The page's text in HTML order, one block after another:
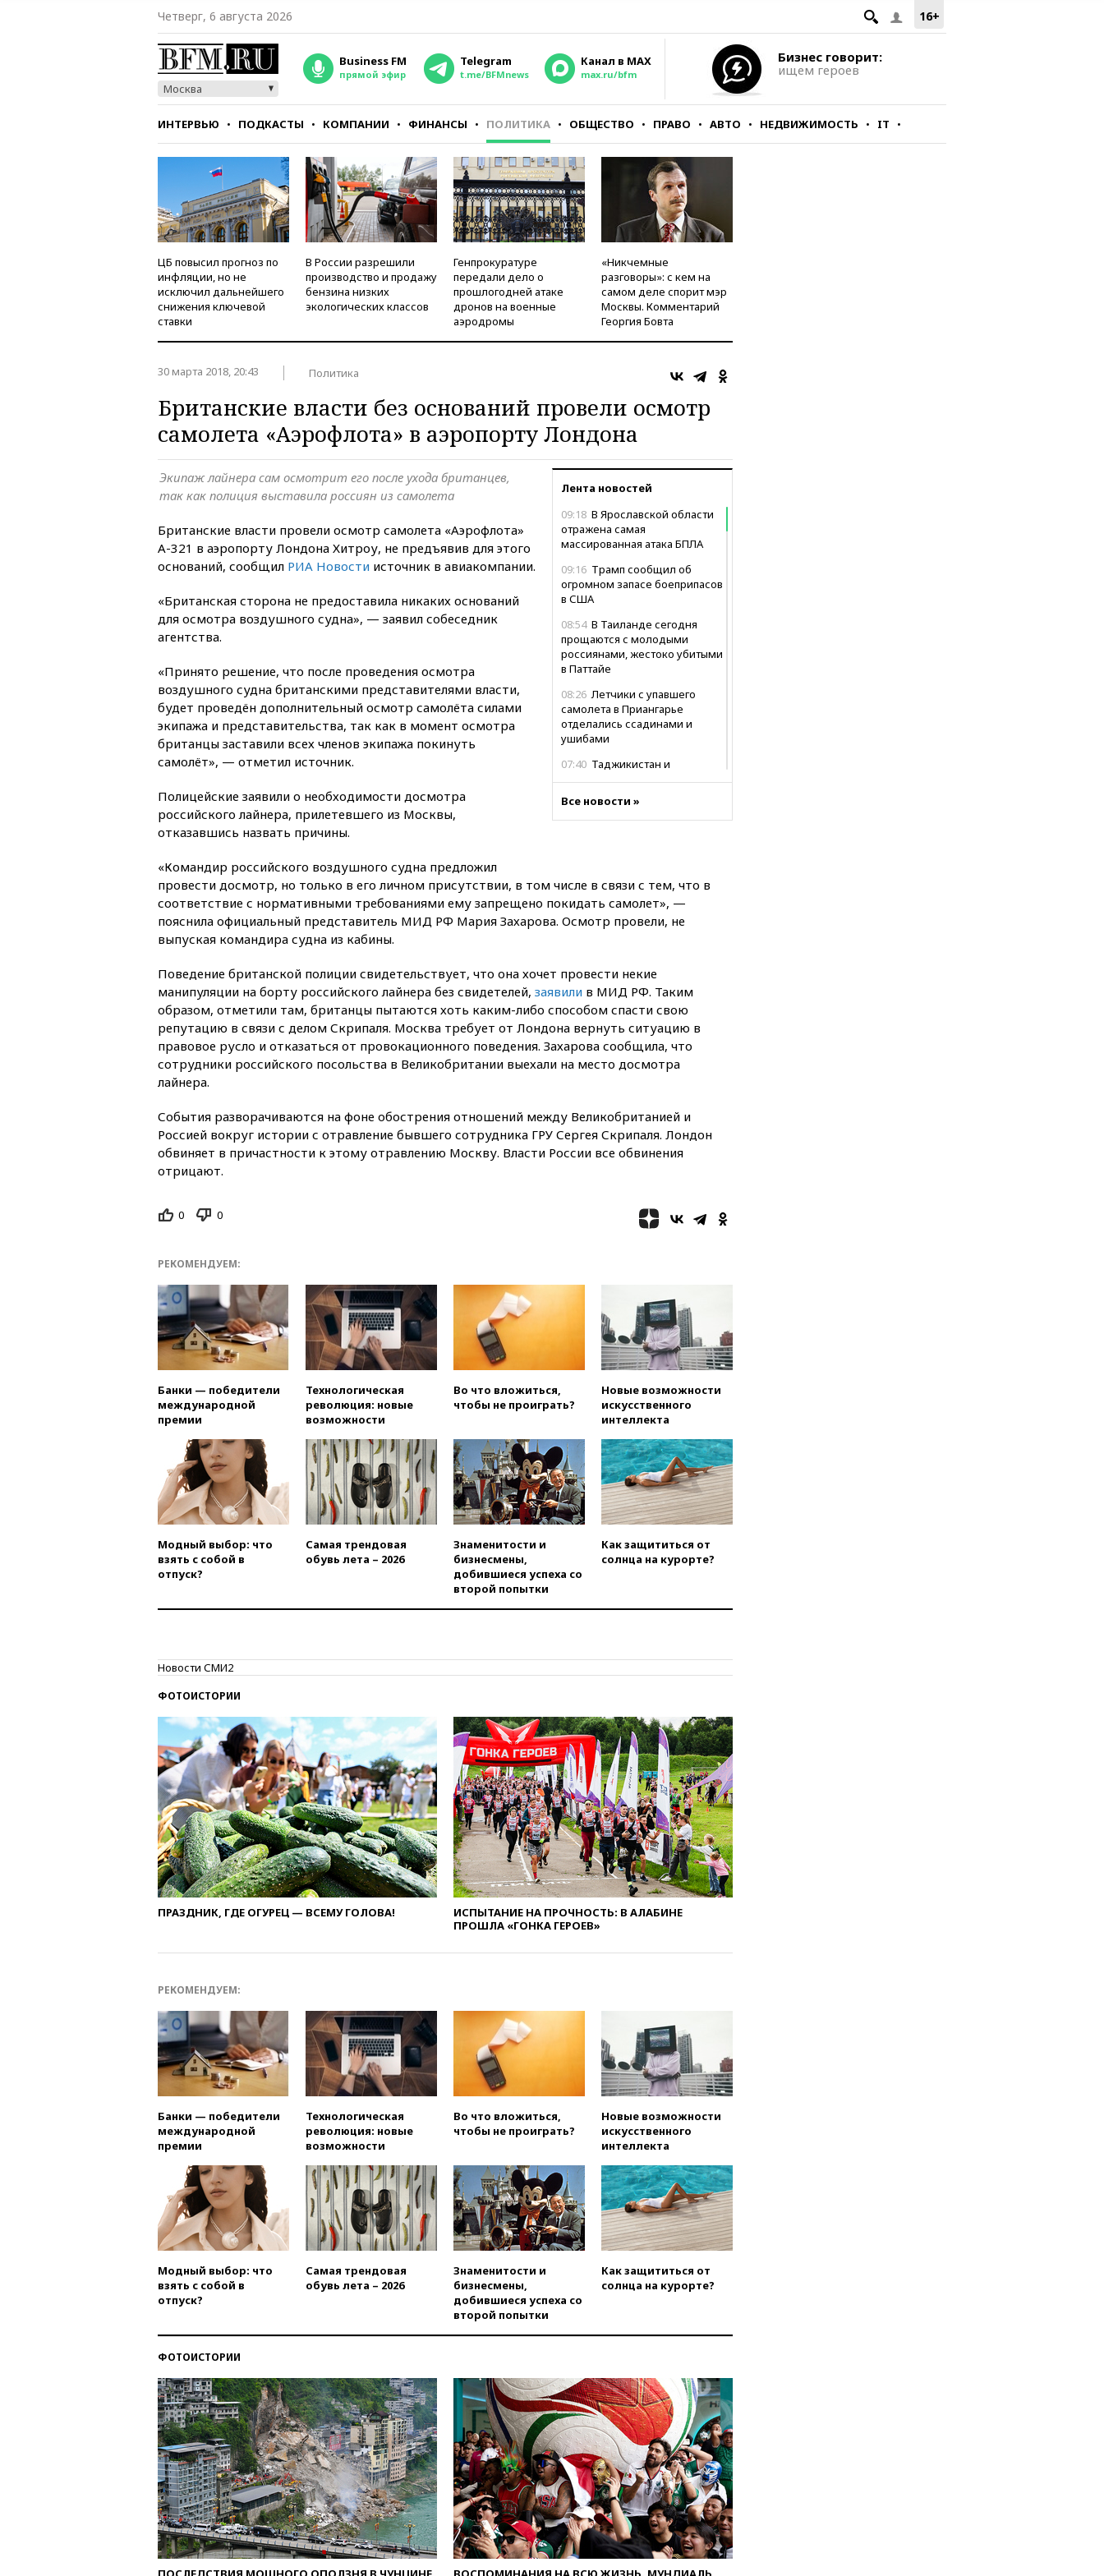
16+
Четверг, 6 августа 2026
Москва
Business FM
прямой эфир
Telegram
t.me/BFMnews
Канал в MAX
max.ru/bfm
Бизнес говорит:
ищем героев
ИНТЕРВЬЮ ПОДКАСТЫ КОМПАНИИ ФИНАНСЫ ПОЛИТИКА ОБЩЕСТВО ПРАВО АВТО НЕДВИЖИМОСТЬ IT
СТИЛЬ ТЕСТЫ
ЦБ повысил прогноз по
инфляции, но не
исключил дальнейшего
снижения ключевой
ставки
В России разрешили
производство и продажу
бензина низких
экологических классов
Генпрокуратуре
передали дело о
прошлогодней атаке
дронов на военные
аэродромы
«Никчемные
разговоры»: с кем на
самом деле спорит мэр
Москвы. Комментарий
Георгия Бовта
30 марта 2018, 20:43 Политика
Британские власти без оснований провели осмотр
самолета «Аэрофлота» в аэропорту Лондона
Лента новостей
09:18 В Ярославской области
отражена самая
массированная атака БПЛА
09:16 Трамп сообщил об
огромном запасе боеприпасов
в США
08:54 В Таиланде сегодня
прощаются с молодыми
россиянами, жестоко убитыми
в Паттайе
08:26 Летчики с упавшего
самолета в Приангарье
отделались ссадинами и
ушибами
07:40 Таджикистан и
технологий
06:25 Золото подорожало до
$4350 за тройскую унцию
06:01МИД РФ: Казахстан
05:10
Армстронга впервые за 38 лет
выставили на продажу
Мирошник: России стоит
быть готовой к продолжению
украинского конфликта
предпочел бы соглашение с
Ираном
02:06Лантратова: судьба
сохранить мобилизационный
ресурс для Украины
после последней операции
вчера, 23:35
Российского
историка Артема Кирпиченка
арестовали в Израиле
вчера, 23:23«Спартак»
разгромил «Оренбург» в
Кубке России
вчера, 23:00 Пост Дмитриева в
X о миграционном кризисе в
Сеуте набрал миллион
просмотров
вчера, 22:49Минпромторг:
банкротство «Кванта» не
означает прекращения
производства телевизоров в
вчера, 22:35
Оренбургской области
доходы российского бюджета
исламского банкинга
вчера, 21:43Организаторы
«Интервидения»
подтвердили, что конкурс
пройдет в Саудовской Аравии
вчера, 21:35Машков: в РФ
подготовили концепцию
развития театрального
искусства до 2035 года
вчера, 21:21Правительство
РФ разрешило продажу
бензина старых
экологических классов
вчера, 21:15Путин обсудил с
вчера, 20:47
«взрывная» диарея охватила
47 из 50 штатов США
вчера, 20:35ПВО за 12 часов
сбила 200 украинских
беспилотников
вчера, 20:20Третий комплект
золотых медалей выиграли на
ЧЕ российские синхронистки
вчера, 20:15ТАСС: жизни
главы «Уралдронзавода»
после взрыва ничего не
угрожает
вчера, 20:08По всей Грузии
электричество
вчера, 20:00
примет беспрецедентные
меры безопасности во время
выборов
вчера, 19:35Памфилова
сообщила об омоложении
партийных списков на выборах
в Госдуму
вчера, 19:25Путин
прокомментировал первый
номер «Единой России» в
бюллетене
Все новости »
Экипаж лайнера сам осмотрит его после ухода британцев,
так как полиция выставила россиян из самолета
Британские власти провели осмотр самолета «Аэрофлота»
А-321 в аэропорту Лондона Хитроу, не предъявив для этого
оснований, сообщил РИА Новости источник в авиакомпании.
«Британская сторона не предоставила никаких оснований
для осмотра воздушного судна», — заявил собеседник
агентства.
«Принято решение, что после проведения осмотра
воздушного судна британскими представителями власти,
будет проведён дополнительный осмотр самолёта силами
экипажа и представительства, так как в момент осмотра
британцы заставили всех членов экипажа покинуть
самолёт», — отметил источник.
Полицейские заявили о необходимости досмотра
российского лайнера, прилетевшего из Москвы,
отказавшись назвать причины.
«Командир российского воздушного судна предложил
провести досмотр, но только в его личном присутствии, в том числе в связи с тем, что в
соответствие с нормативными требованиями ему запрещено покидать самолет», —
пояснила официальный представитель МИД РФ Мария Захарова. Осмотр провели, не
выпуская командира судна из кабины.
Поведение британской полиции свидетельствует, что она хочет провести некие
манипуляции на борту российского лайнера без свидетелей, заявили в МИД РФ. Таким
образом, отметили там, британцы пытаются хоть каким-либо способом спасти свою
репутацию в связи с делом Скрипаля. Москва требует от Лондона вернуть ситуацию в
правовое русло и отказаться от провокационного поведения. Захарова сообщила, что
сотрудники российского посольства в Великобритании выехали на место досмотра
лайнера.
События разворачиваются на фоне обострения отношений между Великобританией и
Россией вокруг истории с отравление бывшего сотрудника ГРУ Сергея Скрипаля. Лондон
обвиняет в причастности к этому отравлению Москву. Власти России все обвинения
отрицают.
0 0
РЕКОМЕНДУЕМ:
Банки — победители
международной
премии
Технологическая
революция: новые
возможности
Во что вложиться,
чтобы не проиграть?
Новые возможности
искусственного
интеллекта
Модный выбор: что
взять с собой в
отпуск?
Самая трендовая
обувь лета – 2026
Знаменитости и
бизнесмены,
добившиеся успеха со
второй попытки
Как защититься от
солнца на курорте?
Новости СМИ2
ФОТОИСТОРИИ
ПРАЗДНИК, ГДЕ ОГУРЕЦ — ВСЕМУ ГОЛОВА!
ИСПЫТАНИЕ НА ПРОЧНОСТЬ: В АЛАБИНЕ
ПРОШЛА «ГОНКА ГЕРОЕВ»
РЕКОМЕНДУЕМ:
Банки — победители
международной
премии
Технологическая
революция: новые
возможности
Во что вложиться,
чтобы не проиграть?
Новые возможности
искусственного
интеллекта
Модный выбор: что
взять с собой в
отпуск?
Самая трендовая
обувь лета – 2026
Знаменитости и
бизнесмены,
добившиеся успеха со
второй попытки
Как защититься от
солнца на курорте?
ФОТОИСТОРИИ